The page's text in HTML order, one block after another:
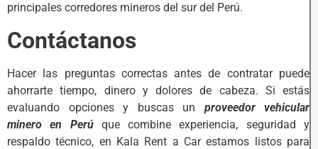
principales corredores mineros del sur del Perú.
Contáctanos
Hacer las preguntas correctas antes de contratar puede
ahorrarte tiempo, dinero y dolores de cabeza. Si estás
evaluando opciones y buscas un proveedor vehicular
minero en Perú que combine experiencia, seguridad y
respaldo técnico, en Kala Rent a Car estamos listos para